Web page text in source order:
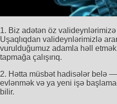
1. Biz adətən öz
Uşaqlıqdan valideynlərimizlə
vurulduğumuz adamla həll etmək,
tapmağa çalışırıq.
2. Hətta müsbət hadisələr belə
evlənmək və ya yeni işə
bilir.